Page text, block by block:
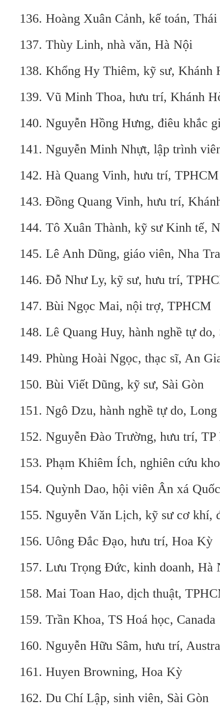
136. Hoàng Xuân Cảnh, kế toán,
137. Thùy Linh, nhà văn, Hà Nội
138. Khổng Hy Thiêm, kỹ sư, Khánh
139. Vũ Minh Thoa, hưu trí, Khánh
140. Nguyễn Hồng Hưng, điêu khắc
141. Nguyễn Minh Nhựt, lập trình
142. Hà Quang Vinh, hưu trí,
143. Đồng Quang Vinh, hưu trí,
144. Tô Xuân Thành, kỹ sư Kinh tế,
145. Lê Anh Dũng, giáo viên, Nha
146. Đỗ Như Ly, kỹ sư, hưu trí,
147. Bùi Ngọc Mai, nội trợ, TPHCM
148. Lê Quang Huy, hành nghề tự do,
149. Phùng Hoài Ngọc, thạc sĩ, An
150. Bùi Viết Dũng, kỹ sư, Sài Gòn
151. Ngô Dzu, hành nghề tự do,
152. Nguyễn Đào Trường, hưu trí,
153. Phạm Khiêm Ích, nghiên cứu
154. Quỳnh Dao, hội viên Ân xá
155. Nguyễn Văn Lịch, kỹ sư cơ khí,
156. Uông Đắc Đạo, hưu trí, Hoa Kỳ
157. Lưu Trọng Đức, kinh doanh, Hà
158. Mai Toan Hao, dịch thuật,
159. Trần Khoa, TS Hoá học, Canada
160. Nguyễn Hữu Sâm, hưu trí,
161. Huyen Browning, Hoa Kỳ
162. Du Chí Lập, sinh viên, Sài Gòn